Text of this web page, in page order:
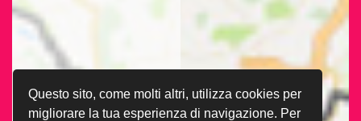
Questo sito, come molti altri, utilizza cookies per
migliorare la tua esperienza di navigazione. Per